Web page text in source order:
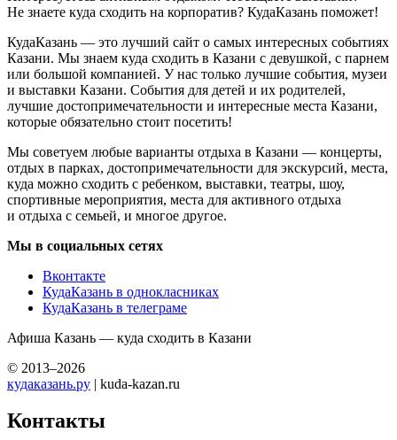
Не знаете куда сходить на корпоратив? КудаКазань поможет!
КудаКазань — это лучший сайт о самых интересных событиях
Казани. Мы знаем куда сходить в Казани с девушкой, с парнем
или большой компанией. У нас только лучшие события, музеи
и выставки Казани. События для детей и их родителей,
лучшие достопримечательности и интересные места Казани,
которые обязательно стоит посетить!
Мы советуем любые варианты отдыха в Казани — концерты,
отдых в парках, достопримечательности для экскурсий, места,
куда можно сходить с ребенком, выставки, театры, шоу,
спортивные мероприятия, места для активного отдыха
и отдыха с семьей, и многое другое.
Мы в социальных сетях
Вконтакте
КудаКазань в однокласниках
КудаКазань в телеграме
Афиша Казань — куда сходить в Казани
© 2013–2026
кудаказань.ру | kuda-kazan.ru
Контакты